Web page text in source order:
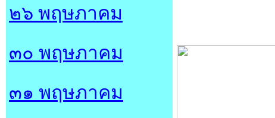
๒๖ พฤษภาคม
๓๐ พฤษภาคม
๓๑ พฤษภาคม